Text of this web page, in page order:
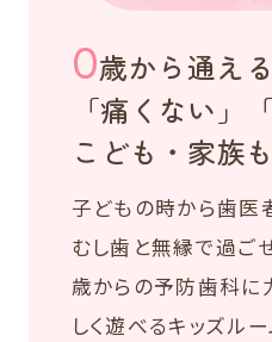
0歳から通え
「痛くない」
こども・家族
子どもの時から歯医
むし歯と無縁で過ご
歳からの予防歯科に
しく遊べるキッズル